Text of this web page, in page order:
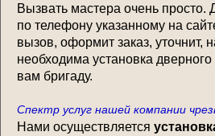
Вызвать мастера очень просто.
по телефону указанному на
вызов, оформит заказ, уточнит,
необходима установка дверного
вам бригаду.
Спектр услуг нашей компании
Нами осуществляется